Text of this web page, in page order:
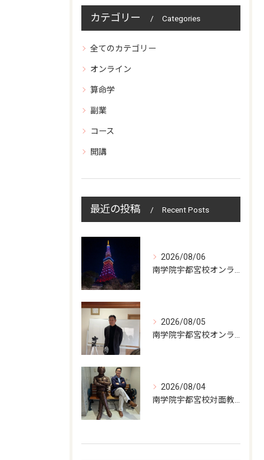
カテゴリー Categories
全てのカテゴリー
オンライン
算命学
副業
コース
開講
最近の投稿 Recent Posts
2026/08/06
2026/08/05
2026/08/04